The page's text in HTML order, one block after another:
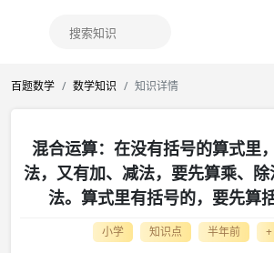
百题数学 数学知识 知识详情
混合运算：在没有括号的算式里
法，又有加、减法，要先算乘、
法。算式里有括号的，要先算
小学 知识点 半年前 +